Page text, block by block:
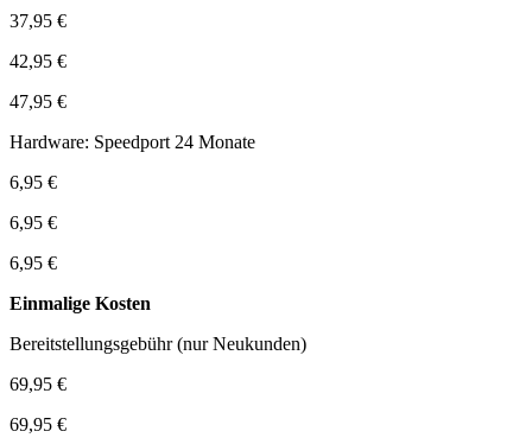
37,95 €
42,95 €
47,95 €
Hardware: Speedport 24 Monate
6,95 €
6,95 €
6,95 €
Einmalige Kosten
Bereitstellungsgebühr (nur Neukunden)
69,95 €
69,95 €